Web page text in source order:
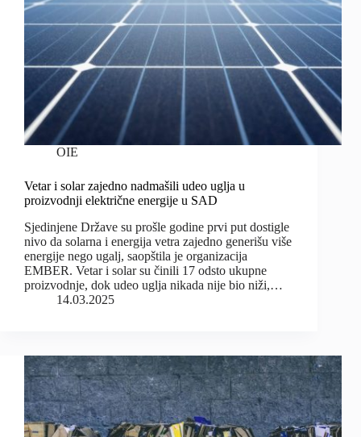
OIE
Vetar i solar zajedno nadmašili udeo uglja u
proizvodnji električne energije u SAD
Sjedinjene Države su prošle godine prvi put dostigle
nivo da solarna i energija vetra zajedno generišu više
energije nego ugalj, saopštila je organizacija
EMBER. Vetar i solar su činili 17 odsto ukupne
proizvodnje, dok udeo uglja nikada nije bio niži,…
14.03.2025